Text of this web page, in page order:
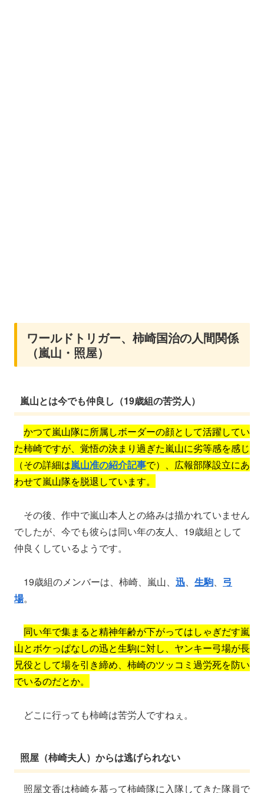
ワールドトリガー、柿崎国治の人間関係
（嵐山・照屋）
嵐山とは今でも仲良し（19歳組の苦労人）
かつて嵐山隊に所属しボーダーの顔として活躍してい
た柿崎ですが、覚悟の決まり過ぎた嵐山に劣等感を感じ
（その詳細は嵐山准の紹介記事で）、広報部隊設立にあ
わせて嵐山隊を脱退しています。
その後、作中で嵐山本人との絡みは描かれていません
でしたが、今でも彼らは同い年の友人、19歳組として
仲良くしているようです。
19歳組のメンバーは、柿崎、嵐山、 迅 生駒
弓
場。
同い年で集まると精神年齢が下がってはしゃぎだす嵐
山とボケっぱなしの迅と生駒に対し、ヤンキー弓場が長
兄役として場を引き締め、柿崎のツッコミ過労死を防い
でいるのだとか。
どこに行っても柿崎は苦労人ですねぇ。
照屋（柿崎夫人）からは逃げられない
照屋文香は柿崎を慕って柿崎隊に入隊してきた隊員で